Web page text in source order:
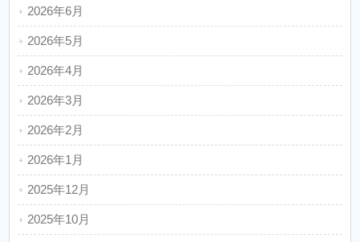
2026年6月
2026年5月
2026年4月
2026年3月
2026年2月
2026年1月
2025年12月
2025年10月